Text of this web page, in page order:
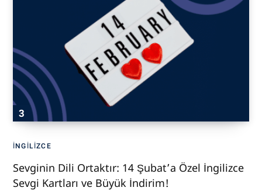
İNGILIZCE
Sevginin Dili Ortaktır: 14 Şubat’a Özel İngilizce
Sevgi Kartları ve Büyük İndirim!